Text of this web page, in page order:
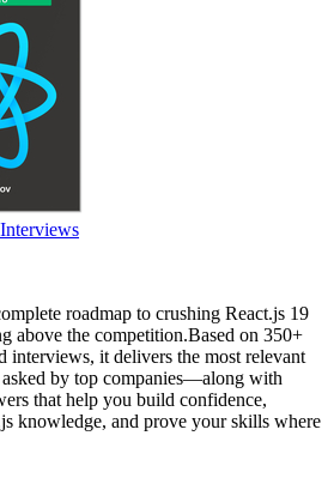
roadmap to crushing React.js 19
above the competition.Based on 350+
interviews, it delivers the most relevant
asked by top companies—along with
that help you build confidence,
knowledge, and prove your skills where